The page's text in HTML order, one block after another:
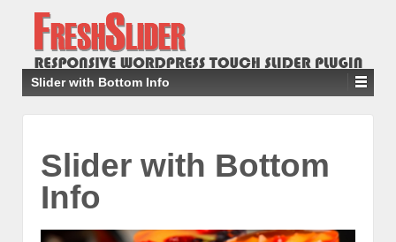
Slider with Bottom Info
Slider with Bottom
Info